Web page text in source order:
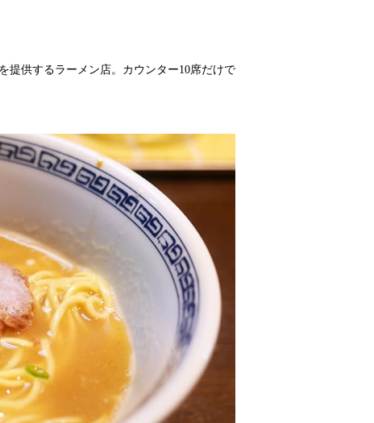
提供するラーメン店。カウンター10席だけで